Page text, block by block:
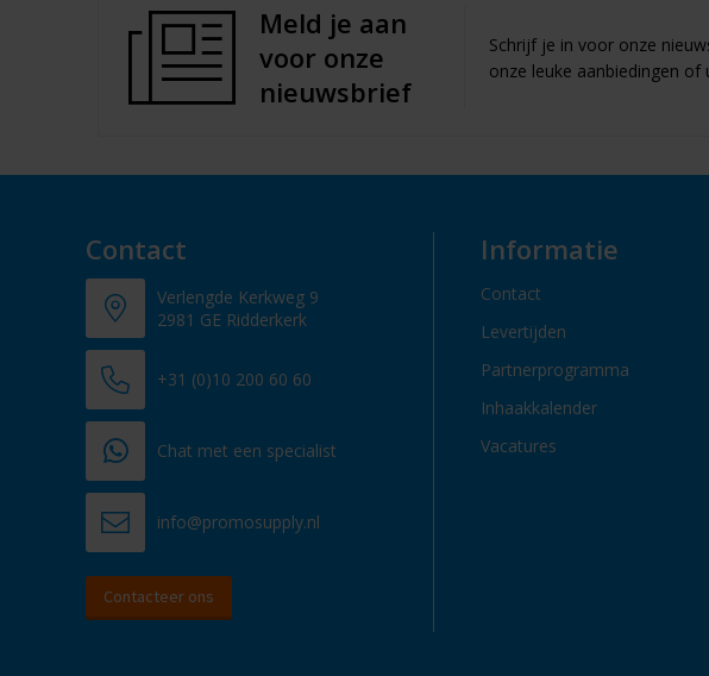
Meld je aan
voor onze
nieuwsbrief
Schrijf je in voor onze
onze leuke aanbiedingen of
Contact
Verlengde Kerkweg 9
2981 GE Ridderkerk
+31 (0)10 200 60 60
Chat met een specialist
info@promosupply.nl
Contacteer ons
Informatie
Contact
Levertijden
Partnerprogramma
Inhaakkalender
Vacatures